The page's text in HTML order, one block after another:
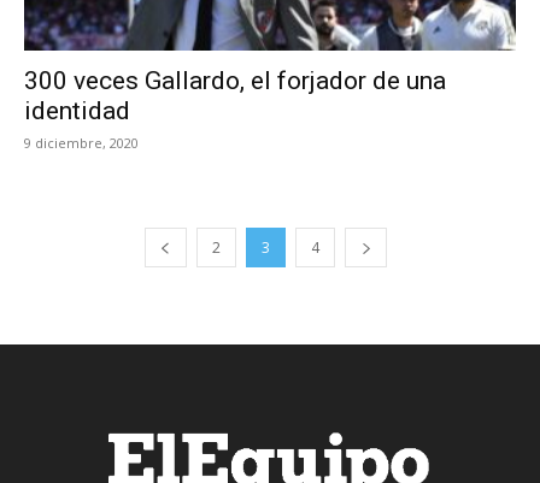
300 veces Gallardo, el forjador de una
identidad
9 diciembre, 2020
2 3 4